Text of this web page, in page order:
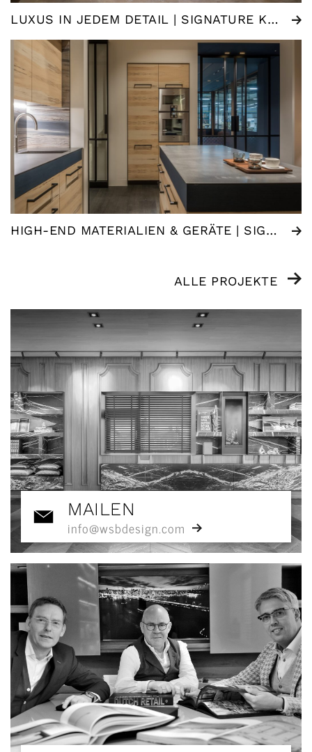
LUXUS IN JEDEM DETAIL | SIGNATURE KÜCHE
HIGH-END MATERIALIEN & GERÄTE | SIGNATURE KÜCHE
ALLE PROJEKTE
MAILEN
info@wsbdesign.com